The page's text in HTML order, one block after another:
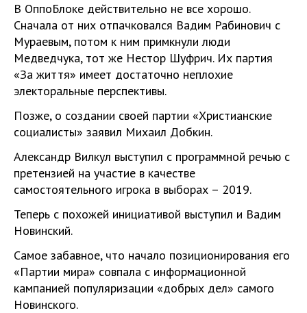
В ОппоБлоке действительно не все хорошо.
Сначала от них отпачковался Вадим Рабинович с
Мураевым, потом к ним примкнули люди
Медведчука, тот же Нестор Шуфрич. Их партия
«За життя» имеет достаточно неплохие
электоральные перспективы.
Позже, о создании своей партии «Христианские
социалисты» заявил Михаил Добкин.
Александр Вилкул выступил с программной речью с
претензией на участие в качестве
самостоятельного игрока в выборах – 2019.
Теперь с похожей инициативой выступил и Вадим
Новинский.
Самое забавное, что начало позиционирования его
«Партии мира» совпала с информационной
кампанией популяризации «добрых дел» самого
Новинского.